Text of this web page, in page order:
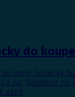
do
do vany, Sedačky
a wc, Nástavce na
vaně